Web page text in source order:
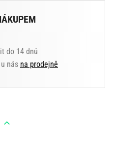
do 14 dnů
nás na prodejně